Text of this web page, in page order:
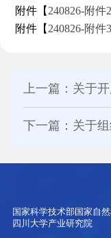
附件【 240826-附件
附件【 240826-附件
上一篇：关于
下一篇：关于
国家科学技术部国家自
四川大学产业研究院